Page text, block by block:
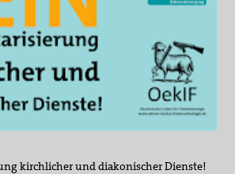
kirchlicher und diakonischer Dienste!